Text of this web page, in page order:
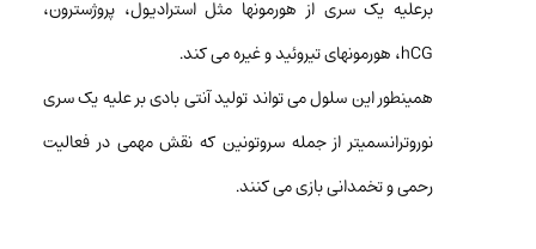
برعلیه یک سری از هورمونها مثل استرادیول، پروژسترون،
hCG، هورمونهای تیروئید و غیره می کند.
همینطور این سلول می تواند تولید آنتی بادی بر علیه یک سری
نوروترانسمیتر از جمله سروتونین که نقش مهمی در فعالیت
رحمی و تخمدانی بازی می کنند.